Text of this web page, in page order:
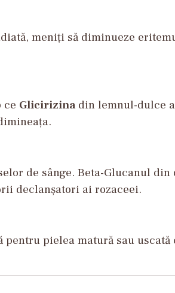
meniți să diminueze
ce Glicirizinadin lemnul-dulce
de sânge. Beta-Glucanul din
declanșatori ai rozaceei.
pielea matură sau uscată